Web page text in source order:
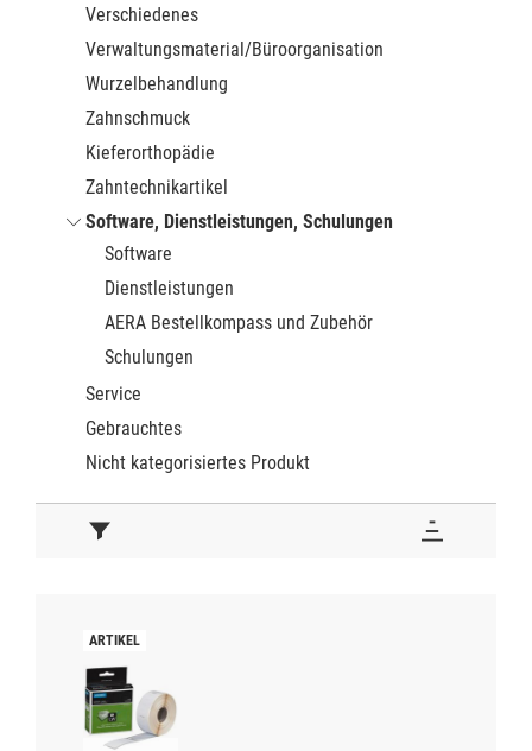
Verschiedenes
Verwaltungsmaterial/Büroorganisation
Wurzelbehandlung
Zahnschmuck
Kieferorthopädie
Zahntechnikartikel
Software, Dienstleistungen, Schulungen
Software
Dienstleistungen
AERA Bestellkompass und Zubehör
Schulungen
Service
Gebrauchtes
Nicht kategorisiertes Produkt